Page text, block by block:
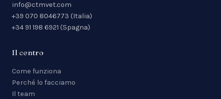
info@ctmvet.com
+39 070 8046773 (Italia)
+34 91 198 6921 (Spagna)
Il centro
Come funziona
Perché lo facciamo
Il team